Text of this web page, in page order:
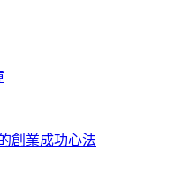
創業成功心法